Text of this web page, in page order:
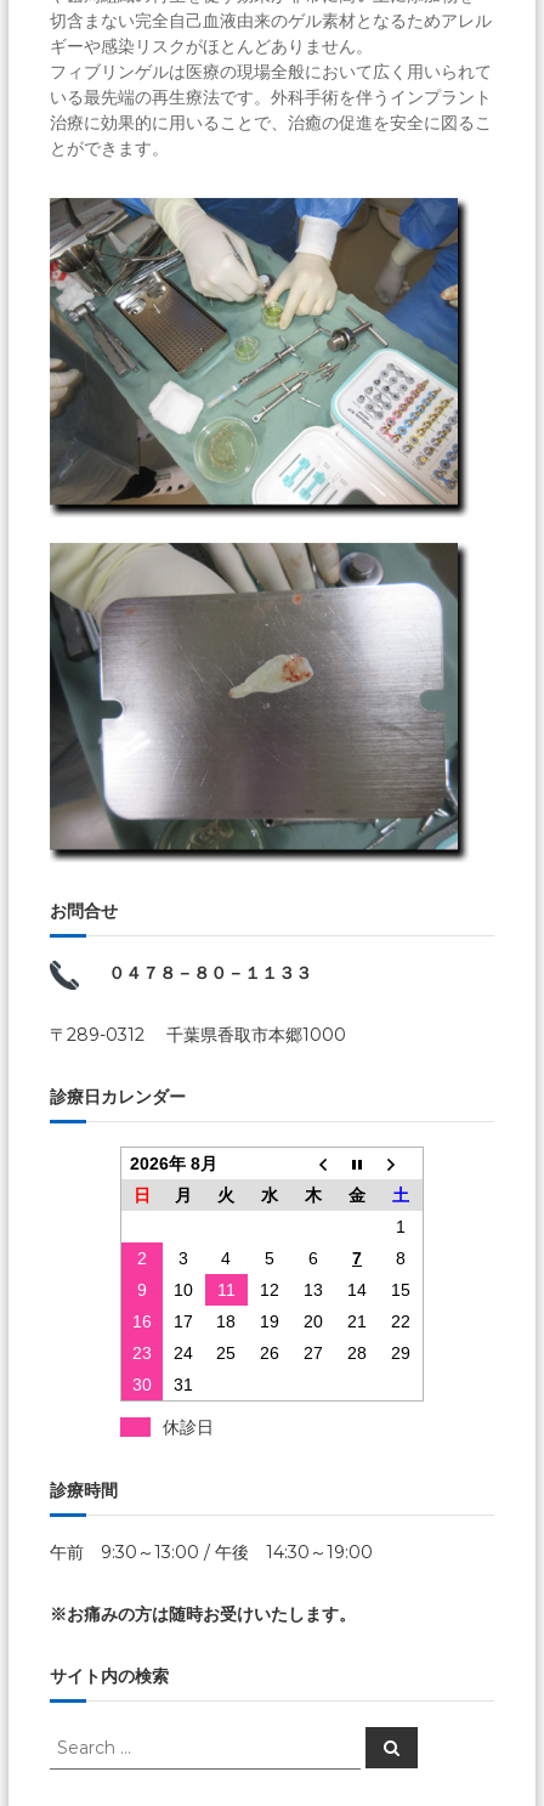
切含まない完全自己血液由来のゲル素材となるためアレル
ギーや感染リスクがほとんどありません。
フィブリンゲルは医療の現場全般において広く用いられて
いる最先端の再生療法です。外科手術を伴うインプラント
治療に効果的に用いることで、治癒の促進を安全に図るこ
とができます。
お問合せ
０４７８－８０－１１３３
〒289-0312 千葉県香取市本郷1000
診療日カレンダー
2026年 8月
日
月 火 水 木 金
土
1
2
3 4 5 6 7
8
9
10 11 12 13 14
15
16
17 18 19 20 21
22
23
24 25 26 27 28
29
30
31
休診日
診療時間
午前 9:30～13:00 / 午後 14:30～19:00
※お痛みの方は随時お受けいたします。
サイト内の検索
Search
Search